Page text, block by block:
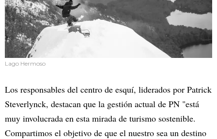
Lago Hermoso
Los responsables del centro de esquí, liderados por Patrick
Steverlynck, destacan que la gestión actual de PN "está
muy involucrada en esta mirada de turismo sostenible.
Compartimos el objetivo de que el nuestro sea un destino